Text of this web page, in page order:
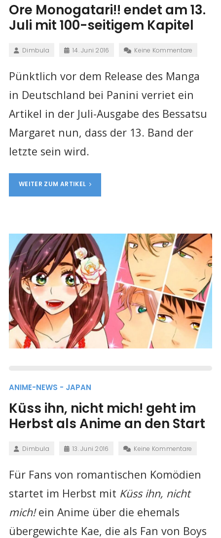
Ore Monogatari!! endet am 13.
Juli mit 100-seitigem Kapitel
Dimbula 14. Juni 2016 Keine Kommentare
Pünktlich vor dem Release des Manga
in Deutschland bei Panini verriet ein
Artikel in der Juli-Ausgabe des Bessatsu
Margaret nun, dass der 13. Band der
letzte sein wird.
WEITER ZUM ARTIKEL
ANIME-NEWS - JAPAN
Küss ihn, nicht mich! geht im
Herbst als Anime an den Start
Dimbula 13. Juni 2016 Keine Kommentare
Für Fans von romantischen Komödien
startet im Herbst mit Küss ihn, nicht
mich!ein Anime über die ehemals
übergewichte Kae, die als Fan von Boys